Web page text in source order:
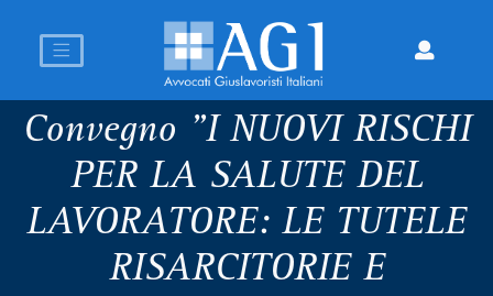
Convegno "I NUOVI RISCHI
PER LA SALUTE DEL
LAVORATORE: LE TUTELE
RISARCITORIE E